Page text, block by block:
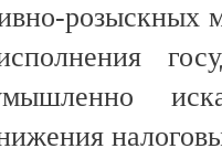
розыскных